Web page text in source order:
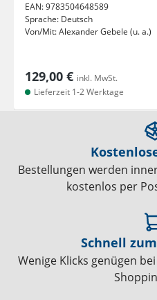
EAN:9783504648589
Sprache: Deutsch
Von/Mit:Alexander Gebele (u. a.)
129,00 € inkl. MwSt.
Lieferzeit 1-2 Werktage
Bestellungen werden
kostenlos per
Schnell
Wenige Klicks genügen